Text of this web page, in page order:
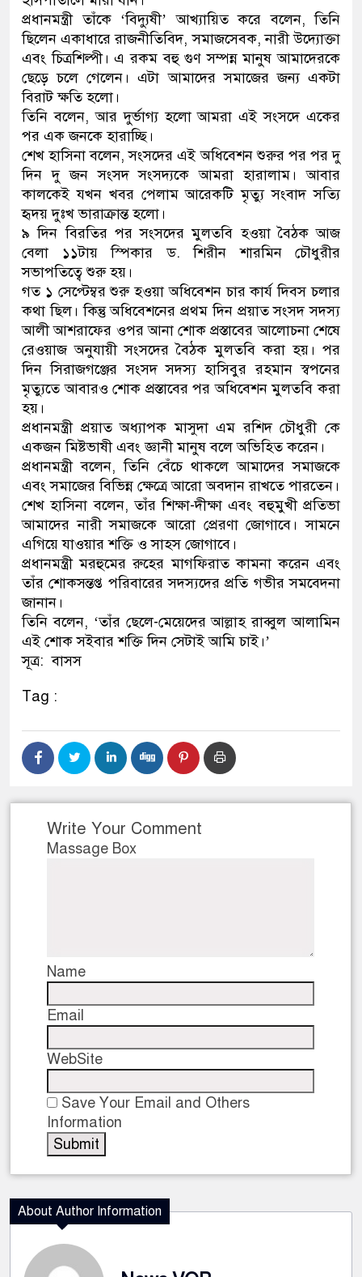
প্রধানমন্ত্রী তাঁকে ‘বিদ্যুষী’ আখ্যায়িত করে বলেন, তিনি
ছিলেন একাধারে রাজনীতিবিদ, সমাজসেবক, নারী উদ্যোক্তা
এবং চিত্রশিল্পী। এ রকম বহু গুণ সম্পন্ন মানুষ আমাদেরকে
ছেড়ে চলে গেলেন। এটা আমাদের সমাজের জন্য একটা
বিরাট ক্ষতি হলো।
তিনি বলেন, আর দুর্ভাগ্য হলো আমরা এই সংসদে একের
পর এক জনকে হারাচ্ছি।
শেখ হাসিনা বলেন, সংসদের এই অধিবেশন শুরুর পর পর দু
দিন দু জন সংসদ সংসদ্যকে আমরা হারালাম। আবার
কালকেই যখন খবর পেলাম আরেকটি মৃত্যু সংবাদ সত্যি
হৃদয় দুঃখ ভারাক্রান্ত হলো।
৯ দিন বিরতির পর সংসদের মুলতবি হওয়া বৈঠক আজ
বেলা ১১টায় স্পিকার ড. শিরীন শারমিন চৌধুরীর
সভাপতিত্বে শুরু হয়।
গত ১ সেপ্টেম্বর শুরু হওয়া অধিবেশন চার কার্য দিবস চলার
কথা ছিল। কিন্তু অধিবেশনের প্রথম দিন প্রয়াত সংসদ সদস্য
আলী আশরাফের ওপর আনা শোক প্রস্তাবের আলোচনা শেষে
রেওয়াজ অনুযায়ী সংসদের বৈঠক মুলতবি করা হয়। পর
দিন সিরাজগঞ্জের সংসদ সদস্য হাসিবুর রহমান স্বপনের
মৃত্যুতে আবারও শোক প্রস্তাবের পর অধিবেশন মুলতবি করা
হয়।
প্রধানমন্ত্রী প্রয়াত অধ্যাপক মাসুদা এম রশিদ চৌধুরী কে
একজন মিষ্টভাষী এবং জ্ঞানী মানুষ বলে অভিহিত করেন।
প্রধানমন্ত্রী বলেন, তিনি বেঁচে থাকলে আমাদের সমাজকে
এবং সমাজের বিভিন্ন ক্ষেত্রে আরো অবদান রাখতে পারতেন।
শেখ হাসিনা বলেন, তাঁর শিক্ষা-দীক্ষা এবং বহুমুখী প্রতিভা
আমাদের নারী সমাজকে আরো প্রেরণা জোগাবে। সামনে
এগিয়ে যাওয়ার শক্তি ও সাহস জোগাবে।
প্রধানমন্ত্রী মরহুমের রুহের মাগফিরাত কামনা করেন এবং
তাঁর শোকসন্তপ্ত পরিবারের সদস্যদের প্রতি গভীর সমবেদনা
জানান।
তিনি বলেন, ‘তাঁর ছেলে-মেয়েদের আল্লাহ রাব্বুল আলামিন
এই শোক সইবার শক্তি দিন সেটাই আমি চাই।’
সূত্র: বাসস
Tag :
Write Your Comment
Massage Box
Name
Email
WebSite
Save Your Email and Others
Information
About Author Information